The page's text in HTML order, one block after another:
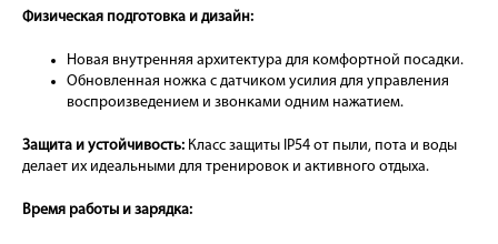
Физическая подготовка и дизайн:
Новая внутренняя архитектура для комфортной посадки.
Обновленная ножка с датчиком усилия для управления
воспроизведением и звонками одним нажатием.
Защита и устойчивость: Класс защиты IP54 от пыли, пота и воды
делает их идеальными для тренировок и активного отдыха.
Время работы и зарядка: